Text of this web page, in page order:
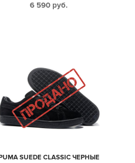
6 590 руб.
SUEDE CLASSIC ЧЕРНЫЕ